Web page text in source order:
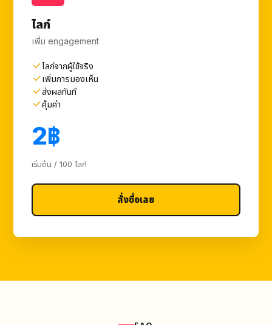
ไลก์
เพิ่ม engagement
ไลก์จากผู้ใช้จริง
เพิ่มการมองเห็น
ส่งผลทันที
คุ้มค่า
2฿
เริ่มต้น / 100 ไลก์
สั่งซื้อเลย